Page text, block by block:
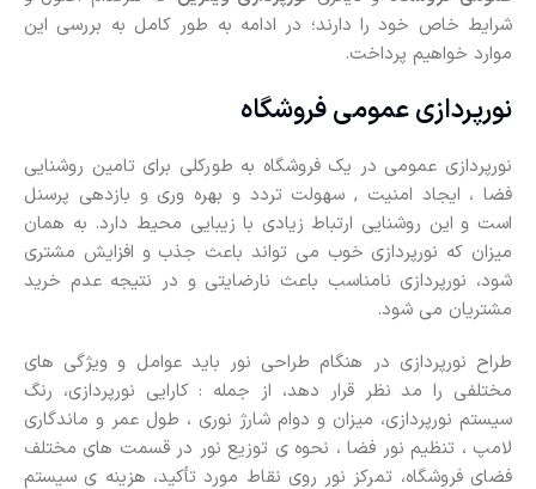
شرایط خاص خود را دارند؛ در ادامه به طور کامل به بررسی این
موارد خواهیم پرداخت.
نورپردازی عمومی فروشگاه
نورپردازی عمومی در یک فروشگاه به طورکلی برای تامین روشنایی
فضا ، ایجاد امنیت , سهولت تردد و بهره وری و بازدهی پرسنل
است و این روشنایی ارتباط زیادی با زیبایی محیط دارد. به همان
میزان که نورپردازی خوب می تواند باعث جذب و افزایش مشتری
شود، نورپردازی نامناسب باعث نارضایتی و در نتیجه عدم خرید
مشتریان می شود.
طراح نورپردازی در هنگام طراحی نور باید عوامل و ویژگی های
مختلفی را مد نظر قرار دهد، از جمله : کارایی نورپردازی، رنگ
سیستم نورپردازی، میزان و دوام شارژ نوری ، طول عمر و ماندگاری
لامپ ، تنظیم نور فضا ، نحوه ی توزیع نور در قسمت های مختلف
فضای فروشگاه، تمرکز نور روی نقاط مورد تأکید، هزینه ی سیستم